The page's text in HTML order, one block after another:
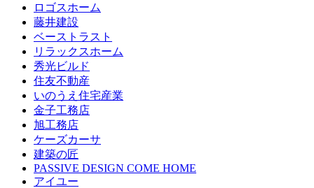
ロゴスホーム
藤井建設
ベーストラスト
リラックスホーム
秀光ビルド
住友不動産
いのうえ住宅産業
金子工務店
旭工務店
ケーズカーサ
建築の匠
PASSIVE DESIGN COME HOME
アイユー